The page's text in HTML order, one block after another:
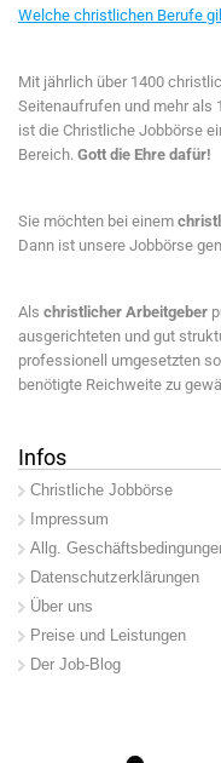
Welche christlichen Berufe
Mit jährlich über 1400
Seitenaufrufen und mehr als
ist die Christliche Jobbörse
Bereich. Gott die Ehre dafür!
Sie möchten bei einem
Dann ist unsere Jobbörse
Als christlicher Arbeitgeber
ausgerichteten und gut
professionell umgesetzten
benötigte Reichweite zu
Infos
Christliche Jobbörse
Impressum
Allg.
Datenschutzerklärungen
Über uns
Preise und Leistungen
Der Job-Blog